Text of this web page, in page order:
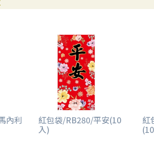
內利 紅包袋/RB280/平安(10
入)
紅